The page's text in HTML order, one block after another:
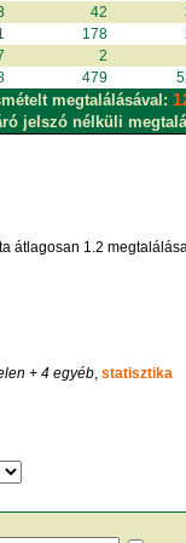
42
178
2
479
megtalálásával:
jelszó nélküli
átlagosan 1.2
+ 4 egyéb, statisztika